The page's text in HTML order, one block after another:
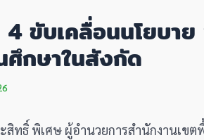
ขับเคลื่อนนโยบา
ศึกษาในสังกัด
สิทธิ์ พิเศษ ผู้อำนวยการสำนักงานเ